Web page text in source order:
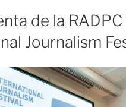
de la
Journalism